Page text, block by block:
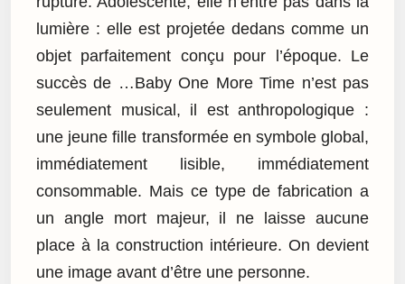
lumière : elle est projetée dedans comme un
objet parfaitement conçu pour l’époque. Le
succès de …Baby One More Time n’est pas
seulement musical, il est anthropologique :
une jeune fille transformée en symbole global,
immédiatement lisible, immédiatement
consommable. Mais ce type de fabrication a
un angle mort majeur, il ne laisse aucune
place à la construction intérieure. On devient
une image avant d’être une personne.